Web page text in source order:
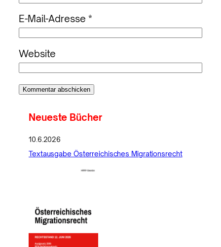
E-Mail-Adresse *
Website
Neueste Bücher
10.6.2026
Textausgabe Österreichisches Migrationsrecht